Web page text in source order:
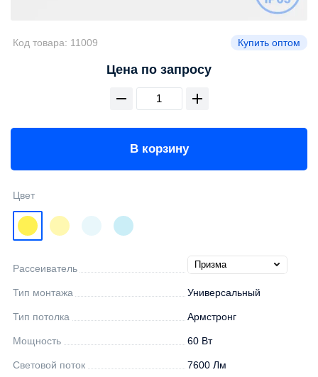
Код товара: 11009 Купить оптом
Цвет
Рассеиватель
Тип монтажа Универсальный
Тип потолка Армстронг
Мощность 60 Вт
Световой поток 7600 Лм
Цена по запросу
В корзину